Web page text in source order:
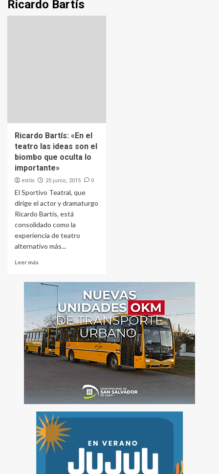
Ricardo Bartís
Ricardo Bartís: «En el
teatro las ideas son el
biombo que oculta lo
importante»
estilo 25 junio, 2015 0
El Sportivo Teatral, que
dirige el actor y dramaturgo
Ricardo Bartís, está
consolidado como la
experiencia de teatro
alternativo más...
Leer más